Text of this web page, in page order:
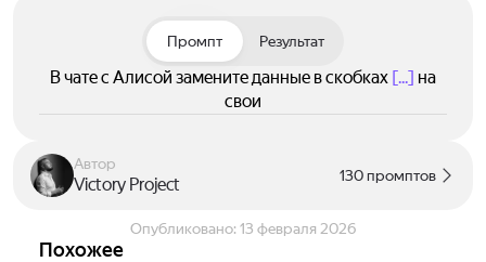
Промпт Результат
В чате с Алисой замените данные в скобках [...] на
свои
Автор
Victory Project 130 промптов
Опубликовано: 13 февраля 2026
Похожее